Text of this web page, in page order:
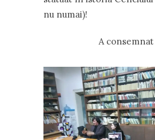
nu numai)!
A consemnat